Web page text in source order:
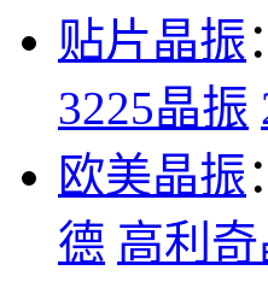
贴片晶振：
3225晶振
欧美晶振：
德 高利